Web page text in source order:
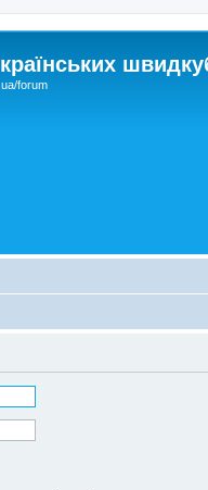
forum